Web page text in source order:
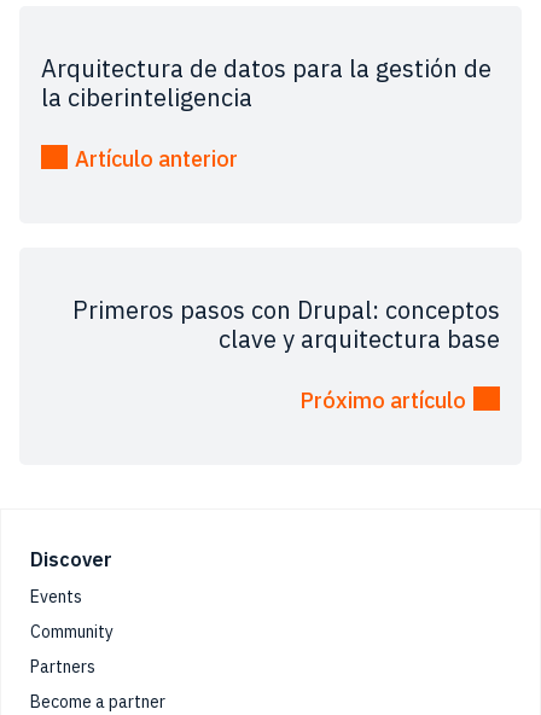
Arquitectura de datos para la gestión de
la ciberinteligencia
Artículo anterior
Primeros pasos con Drupal: conceptos
clave y arquitectura base
Próximo artículo
Footer
Discover
Events
Community
Partners
Become a partner